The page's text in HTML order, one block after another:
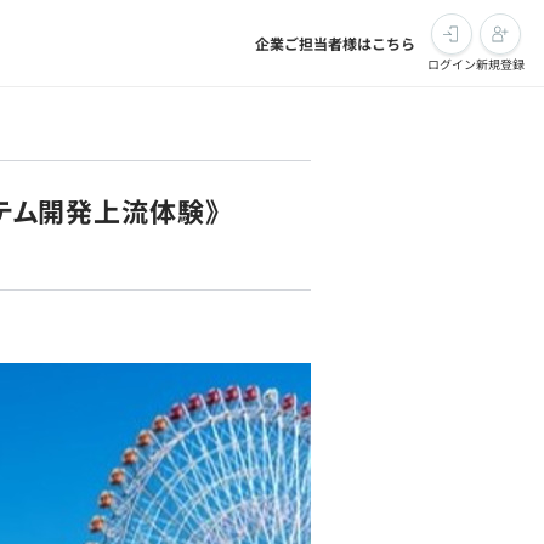
企業ご担当者様はこちら
ログイン新規登録
開発上流体験》